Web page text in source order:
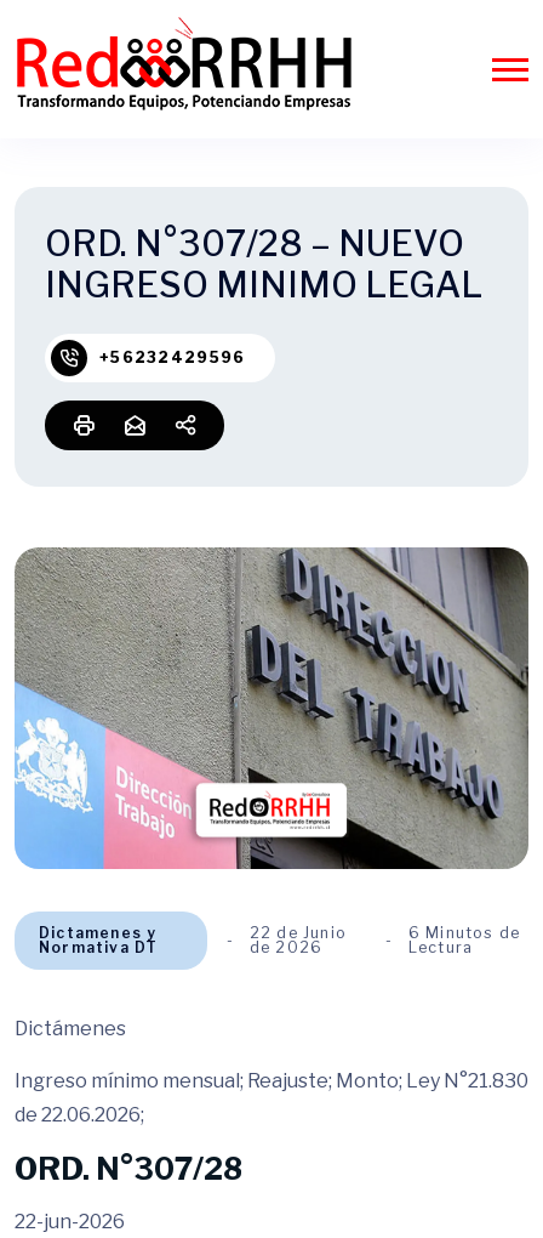
ORD. N°307/28 – NUEVO
INGRESO MINIMO LEGAL
+56232429596
Dictamenes y
Normativa DT
22 de Junio
de 2026
6 Minutos de
Lectura
Dictámenes
Ingreso mínimo mensual; Reajuste; Monto; Ley N°21.830
de 22.06.2026;
ORD. N°307/28
22-jun-2026